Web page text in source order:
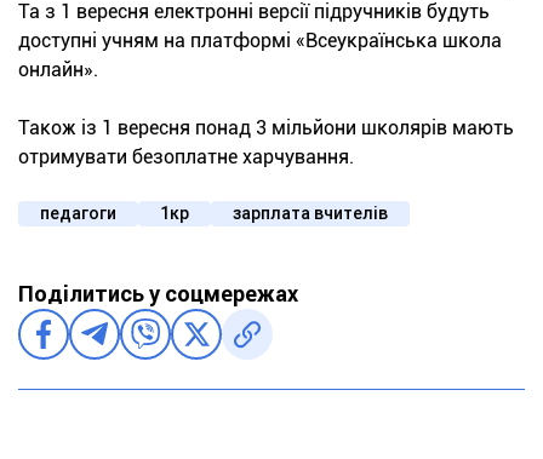
Та з 1 вересня електронні версії підручників будуть
доступні учням на платформі «Всеукраїнська школа
онлайн».
Також із 1 вересня понад 3 мільйони школярів мають
отримувати безоплатне харчування.
педагоги 1кр зарплата вчителів
Поділитись у соцмережах